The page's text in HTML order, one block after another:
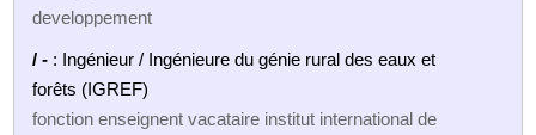
developpement
/ - : Ingénieur / Ingénieure du génie rural des eaux et
forêts (IGREF)
fonction enseignent vacataire institut international de